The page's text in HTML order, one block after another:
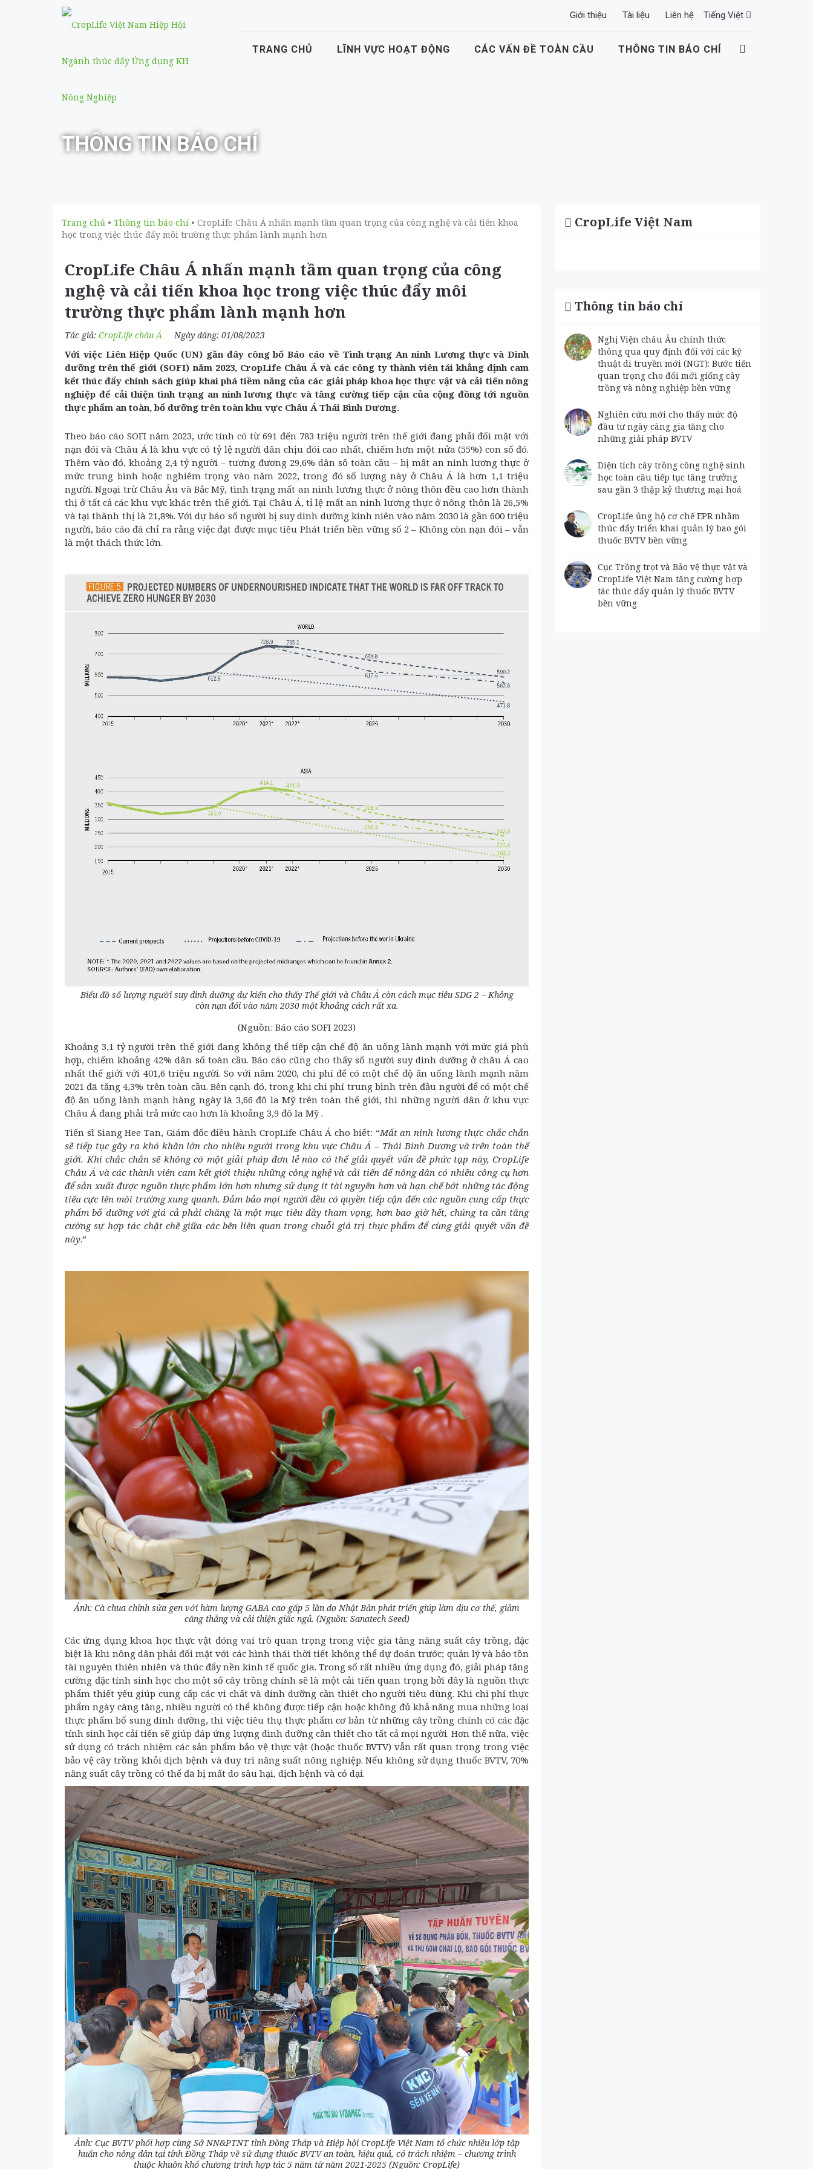
Giới thiệu Tài liệu Liên hệ Tiếng Việt
TRANG CHỦ LĨNH VỰC HOẠT ĐỘNG CÁC VẤN ĐỀ TOÀN CẦU THÔNG TIN BÁO CHÍ
THÔNG TIN BÁO CHÍ
Trang chủ • Thông tin báo chí • CropLife Châu Á nhấn mạnh tầm quan trọng của công nghệ và cải tiến khoa
học trong việc thúc đẩy môi trường thực phẩm lành mạnh hơn
CropLife Châu Á nhấn mạnh tầm quan trọng của công
nghệ và cải tiến khoa học trong việc thúc đẩy môi
trường thực phẩm lành mạnh hơn
Tác giả: CropLife châu Á Ngày đăng: 01/08/2023
Với việc Liên Hiệp Quốc (UN) gần đây công bố Báo cáo về Tình trạng An ninh Lương thực và Dinh
dưỡng trên thế giới (SOFI) năm 2023, CropLife Châu Á và các công ty thành viên tái khẳng định cam
kết thúc đẩy chính sách giúp khai phá tiềm năng của các giải pháp khoa học thực vật và cải tiến nông
nghiệp để cải thiện tình trạng an ninh lương thực và tăng cường tiếp cận của cộng đồng tới nguồn
thực phẩm an toàn, bổ dưỡng trên toàn khu vực Châu Á Thái Bình Dương.
Theo báo cáo SOFI năm 2023, ước tính có từ 691 đến 783 triệu người trên thế giới đang phải đối mặt với
nạn đói và Châu Á là khu vực có tỷ lệ người dân chịu đói cao nhất, chiếm hơn một nửa (55%) con số đó.
Thêm vào đó, khoảng 2,4 tỷ người – tương đương 29,6% dân số toàn cầu – bị mất an ninh lương thực ở
mức trung bình hoặc nghiêm trọng vào năm 2022, trong đó số lượng này ở Châu Á là hơn 1,1 triệu
người. Ngoại trừ Châu Âu và Bắc Mỹ, tình trạng mất an ninh lương thực ở nông thôn đều cao hơn thành
thị ở tất cả các khu vực khác trên thế giới. Tại Châu Á, tỉ lệ mất an ninh lương thực ở nông thôn là 26,5%
và tại thành thị là 21,8%. Với dự báo số người bị suy dinh dưỡng kinh niên vào năm 2030 là gần 600 triệu
người, báo cáo đã chỉ ra rằng việc đạt được mục tiêu Phát triển bền vững số 2 – Không còn nạn đói – vẫn
là một thách thức lớn.
Biểu đồ số lượng người suy dinh dưỡng dự kiến cho thấy Thế giới và Châu Á còn cách mục tiêu SDG 2 – Không
còn nạn đói vào năm 2030 một khoảng cách rất xa.
(Nguồn: Báo cáo SOFI 2023)
Khoảng 3,1 tỷ người trên thế giới đang không thể tiếp cận chế độ ăn uống lành mạnh với mức giá phù
hợp, chiếm khoảng 42% dân số toàn cầu. Báo cáo cũng cho thấy số người suy dinh dưỡng ở châu Á cao
nhất thế giới với 401,6 triệu người. So với năm 2020, chi phí để có một chế độ ăn uống lành mạnh năm
2021 đã tăng 4,3% trên toàn cầu. Bên cạnh đó, trong khi chi phí trung bình trên đầu người để có một chế
độ ăn uống lành mạnh hàng ngày là 3,66 đô la Mỹ trên toàn thế giới, thì những người dân ở khu vực
Châu Á đang phải trả mức cao hơn là khoảng 3,9 đô la Mỹ .
Tiến sĩ Siang Hee Tan, Giám đốc điều hành CropLife Châu Á cho biết: “Mất an ninh lương thực chắc chắn
sẽ tiếp tục gây ra khó khăn lớn cho nhiều người trong khu vực Châu Á – Thái Bình Dương và trên toàn thế
giới. Khi chắc chắn sẽ không có một giải pháp đơn lẻ nào có thể giải quyết vấn đề phức tạp này, CropLife
Châu Á và các thành viên cam kết giới thiệu những công nghệ và cải tiến để nông dân có nhiều công cụ hơn
để sản xuất được nguồn thực phẩm lớn hơn nhưng sử dụng ít tài nguyên hơn và hạn chế bớt những tác động
tiêu cực lên môi trường xung quanh. Đảm bảo mọi người đều có quyền tiếp cận đến các nguồn cung cấp thực
phẩm bổ dưỡng với giá cả phải chăng là một mục tiêu đầy tham vọng, hơn bao giờ hết, chúng ta cần tăng
cường sự hợp tác chặt chẽ giữa các bên liên quan trong chuỗi giá trị thực phẩm để cùng giải quyết vấn đề
này.”
Ảnh: Cà chua chỉnh sửa gen với hàm lượng GABA cao gấp 5 lần do Nhật Bản phát triển giúp làm dịu cơ thể, giảm
căng thẳng và cải thiện giấc ngủ. (Nguồn: Sanatech Seed)
Các ứng dụng khoa học thực vật đóng vai trò quan trọng trong việc gia tăng năng suất cây trồng, đặc
biệt là khi nông dân phải đối mặt với các hình thái thời tiết không thể dự đoán trước; quản lý và bảo tồn
tài nguyên thiên nhiên và thúc đẩy nền kinh tế quốc gia. Trong số rất nhiều ứng dụng đó, giải pháp tăng
cường đặc tính sinh học cho một số cây trồng chính sẽ là một cải tiến quan trọng bởi đây là nguồn thực
phẩm thiết yếu giúp cung cấp các vi chất và dinh dưỡng cần thiết cho người tiêu dùng. Khi chi phí thực
phẩm ngày càng tăng, nhiều người có thể không được tiếp cận hoặc không đủ khả năng mua những loại
thực phẩm bổ sung dinh dưỡng, thì việc tiêu thụ thực phẩm cơ bản từ những cây trồng chính có các đặc
tính sinh học cải tiến sẽ giúp đáp ứng lượng dinh dưỡng cần thiết cho tất cả mọi người. Hơn thế nữa, việc
sử dụng có trách nhiệm các sản phẩm bảo vệ thực vật (hoặc thuốc BVTV) vẫn rất quan trọng trong việc
bảo vệ cây trồng khỏi dịch bệnh và duy trì năng suất nông nghiệp. Nếu không sử dụng thuốc BVTV, 70%
năng suất cây trồng có thể đã bị mất do sâu hại, dịch bệnh và cỏ dại.
Ảnh: Cục BVTV phối hợp cùng Sở NN&PTNT tỉnh Đồng Tháp và Hiệp hội CropLife Việt Nam tổ chức nhiều lớp tập
huấn cho nông dân tại tỉnh Đồng Tháp về sử dụng thuốc BVTV an toàn, hiệu quả, có trách nhiệm – chương trình
thuộc khuôn khổ chương trình hợp tác 5 năm từ năm 2021-2025 (Nguồn: CropLife)
CropLife Việt Nam
Thông tin báo chí
Nghị Viện châu Âu chính thức
thông qua quy định đối với các kỹ
thuật di truyền mới (NGT): Bước tiến
quan trọng cho đổi mới giống cây
trồng và nông nghiệp bền vững
Nghiên cứu mới cho thấy mức độ
đầu tư ngày càng gia tăng cho
những giải pháp BVTV
Diện tích cây trồng công nghệ sinh
học toàn cầu tiếp tục tăng trưởng
sau gần 3 thập kỷ thương mại hoá
CropLife ủng hộ cơ chế EPR nhằm
thúc đẩy triển khai quản lý bao gói
thuốc BVTV bền vững
Cục Trồng trọt và Bảo vệ thực vật và
CropLife Việt Nam tăng cường hợp
tác thúc đẩy quản lý thuốc BVTV
bền vững